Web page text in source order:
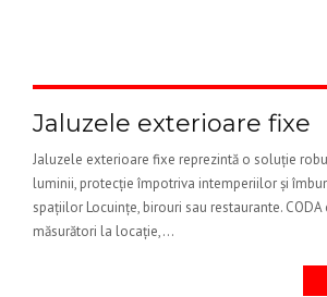
Jaluzele exterioare fixe
Jaluzele exterioare fixe reprezintă o soluție
luminii, protecție împotriva intemperiilor și
spațiilor Locuințe, birouri sau restaurante.
măsurători la locație,...